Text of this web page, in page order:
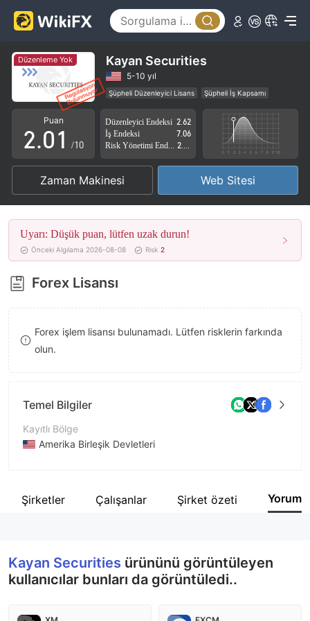
Düzenleme Yok Kayan Securities
5-10 yıl
Şüpheli Düzenleyici Lisans
Şüpheli İş Kapsamı
Yüksek düzeyde potansiyel risk
Puan
0
1
2
3
4
5
6
7
8
9
.0
1
2
3
4
5
6
7
8
0
1
2
3
4
5
6
7
8
/10
Düzenleyici Endeksi 2.62
İş Endeksi
7.06
Zaman Makinesi Web Sitesi
Uyarı: Düşük puan, lütfen uzak durun!
Önceki Algılama 2026-08-08 Risk 2
Forex Lisansı
Forex işlem lisansı bulunamadı. Lütfen risklerin farkında
olun.
Temel Bilgiler
Kayıtlı Bölge
Amerika Birleşik Devletleri
Şirket Adı
Şirketler Çalışanlar Şirket özeti Yorum
Kayan Securities ürününü görüntüleyen
kullanıcılar bunları da görüntüledi..